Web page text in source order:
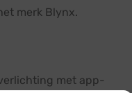
merk Blynx.
met app-